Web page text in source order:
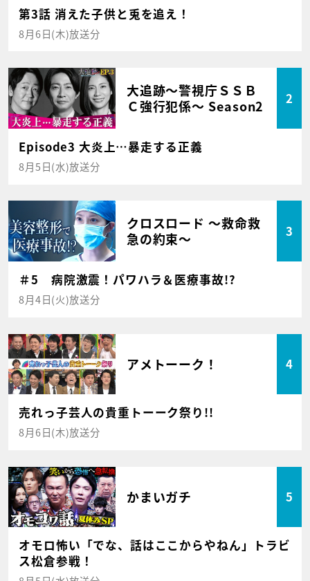
第3話 消えた子供と兎を追え！
8月6日(木)放送分
大追跡～警視庁ＳＳＢ
Ｃ強行犯係～ Season2
2
Episode3 大炎上…暴走する正義
8月5日(水)放送分
クロスロード ～救命救
急の約束～
3
＃5 病院激震！パワハラ＆医療事故!?
8月4日(火)放送分
アメトーーク！ 4
売れっ子芸人の貴重トーーク祭り!!
8月6日(木)放送分
かまいガチ 5
オモロ怖い「でな、話はここからやねん」トラビ
ス松倉参戦！